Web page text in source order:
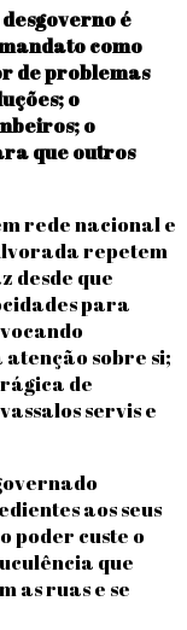
é
como
de problemas
o
o
que outros
rede nacional e
repetem
desde que
para
sobre si;
de
servis e
aos seus
poder custe o
que
as ruas e se